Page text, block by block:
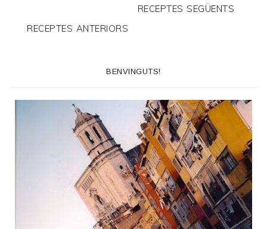
RECEPTES SEGÜENTS
RECEPTES ANTERIORS
BENVINGUTS!